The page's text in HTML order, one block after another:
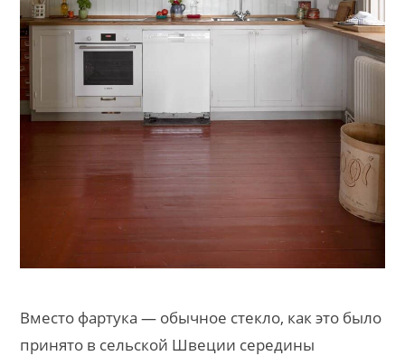
Вместо фартука — обычное стекло, как это было
принято в сельской Швеции середины